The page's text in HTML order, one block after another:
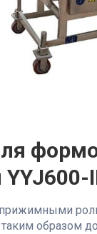
образом